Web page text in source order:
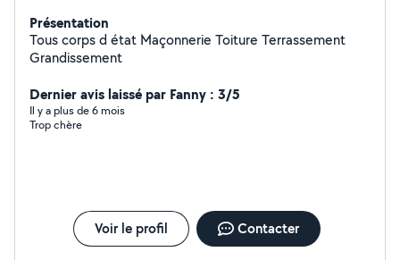
Présentation
Tous corps d état Maçonnerie Toiture Terrassement
Grandissement
Dernier avis laissé par Fanny : 3/5
Il y a plus de 6 mois
Trop chère
Voir le profil Contacter